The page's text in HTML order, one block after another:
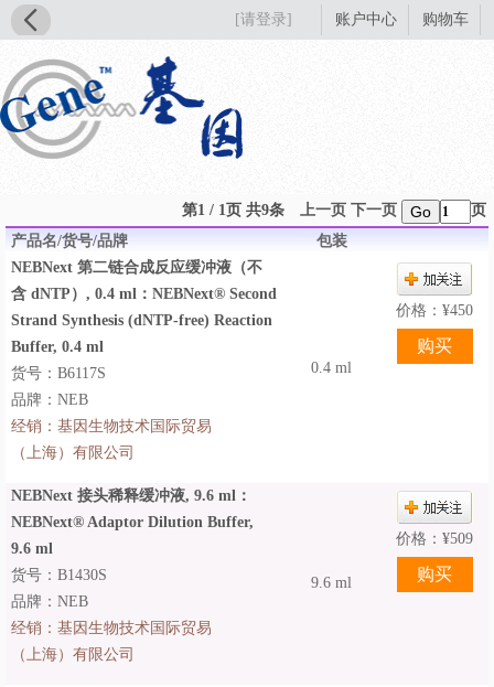
[请登录] 账户中心 购物车
第1 / 1页 共9条 上一页 下一页 Go
页
产品名/货号/品牌
包装
NEBNext 第二链合成反应缓冲液（不
含 dNTP）, 0.4 ml：NEBNext® Second
Strand Synthesis (dNTP-free) Reaction
Buffer, 0.4 ml
0.4 ml
价格： ¥450
货号：B6117S
品牌：NEB
经销： 基因生物技术国际贸易
（上海）有限公司
NEBNext 接头稀释缓冲液, 9.6 ml：
NEBNext® Adaptor Dilution Buffer,
9.6 ml
9.6 ml
价格： ¥509
货号：B1430S
品牌：NEB
经销： 基因生物技术国际贸易
（上海）有限公司